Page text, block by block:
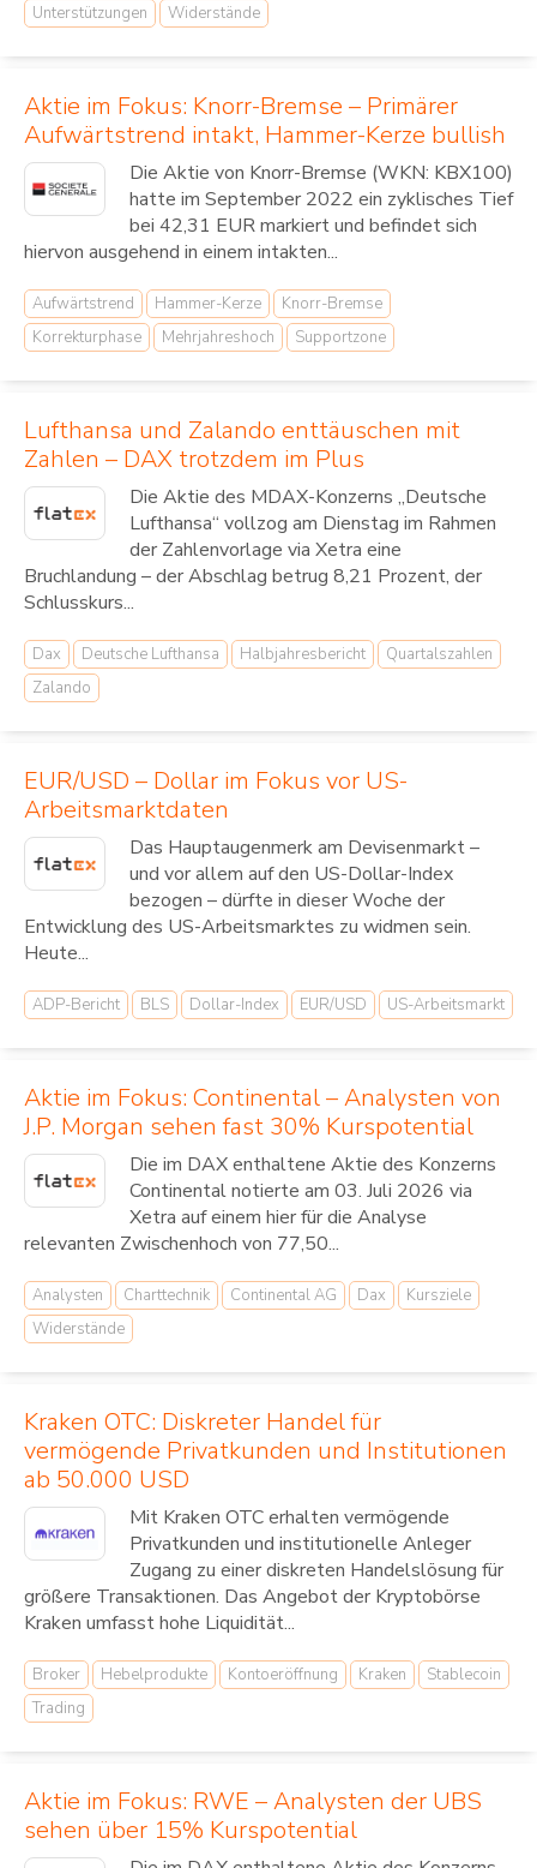
Unterstützungen
Widerstände
Aktie im Fokus: Knorr-Bremse – Primärer
Aufwärtstrend intakt, Hammer-Kerze bullish
Die Aktie von Knorr-Bremse (WKN: KBX100)
hatte im September 2022 ein zyklisches Tief
bei 42,31 EUR markiert und befindet sich
hiervon ausgehend in einem intakten...
Aufwärtstrend Hammer-Kerze
Knorr-Bremse
Korrekturphase
Mehrjahreshoch Supportzone
Lufthansa und Zalando enttäuschen mit
Zahlen – DAX trotzdem im Plus
Die Aktie des MDAX-Konzerns „Deutsche
Lufthansa“ vollzog am Dienstag im Rahmen
der Zahlenvorlage via Xetra eine
Bruchlandung – der Abschlag betrug 8,21 Prozent, der
Schlusskurs...
Dax Deutsche Lufthansa Halbjahresbericht
Quartalszahlen
Zalando
EUR/USD – Dollar im Fokus vor US-
Arbeitsmarktdaten
Das Hauptaugenmerk am Devisenmarkt –
und vor allem auf den US-Dollar-Index
bezogen – dürfte in dieser Woche der
Entwicklung des US-Arbeitsmarktes zu widmen sein.
Heute...
ADP-Bericht BLS Dollar-Index EUR/USD US-Arbeitsmarkt
Aktie im Fokus: Continental – Analysten von
J.P. Morgan sehen fast 30% Kurspotential
Die im DAX enthaltene Aktie des Konzerns
Continental notierte am 03. Juli 2026 via
Xetra auf einem hier für die Analyse
relevanten Zwischenhoch von 77,50...
Analysten Charttechnik Continental AG Dax
Kursziele
Widerstände
Kraken OTC: Diskreter Handel für
vermögende Privatkunden und Institutionen
ab 50.000 USD
Mit Kraken OTC erhalten vermögende
Privatkunden und institutionelle Anleger
Zugang zu einer diskreten Handelslösung für
größere Transaktionen. Das Angebot der Kryptobörse
Kraken umfasst hohe Liquidität...
Broker Hebelprodukte Kontoeröffnung Kraken
Stablecoin
Trading
Aktie im Fokus: RWE – Analysten der UBS
sehen über 15% Kurspotential